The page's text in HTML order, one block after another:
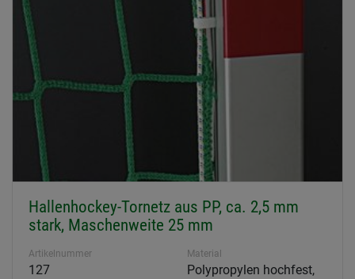
Hallenhockey-Tornetz aus PP, ca. 2,5 mm
stark, Maschenweite 25 mm
Artikelnummer
127
Material
Polypropylen hochfest,